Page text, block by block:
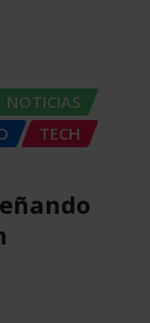
NOTICIAS
TECH